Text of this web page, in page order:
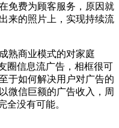
免费为顾客服务，原因就
来的照片上，实现持续流
商业模式的对家庭
圈信息流广告，相框很可
于如何解决用户对广告的
微信巨额的广告收入，周
全没有可能。